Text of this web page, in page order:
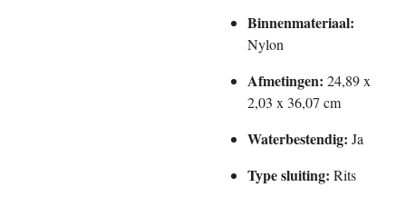
Binnenmateriaal:
Nylon
Afmetingen: 24,89 x
2,03 x 36,07 cm
Waterbestendig: Ja
Type sluiting: Rits